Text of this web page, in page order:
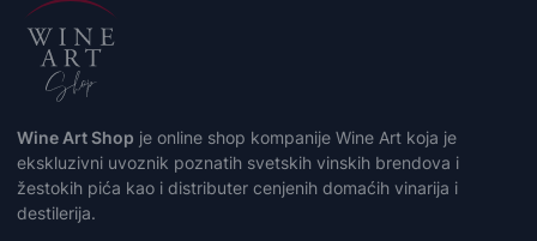
Wine Art Shop je online shop kompanije Wine Art koja je
ekskluzivni uvoznik poznatih svetskih vinskih brendova i
žestokih pića kao i distributer cenjenih domaćih vinarija i
destilerija.